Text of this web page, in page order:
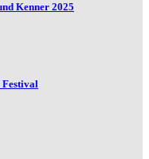
Kenner 2025
Festival